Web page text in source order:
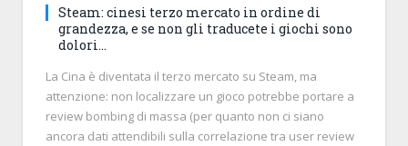
Steam: cinesi terzo mercato in ordine di
grandezza, e se non gli traducete i giochi sono
dolori…
La Cina è diventata il terzo mercato su Steam, ma
attenzione: non localizzare un gioco potrebbe portare a
review bombing di massa (per quanto non ci siano
ancora dati attendibili sulla correlazione tra user review